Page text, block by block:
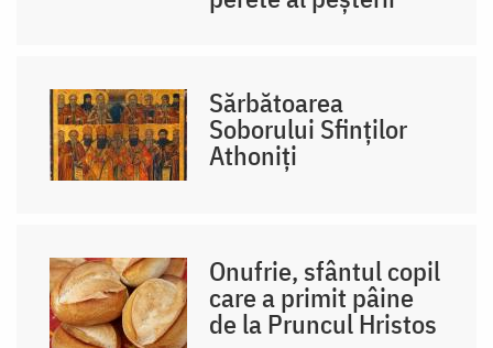
Sărbătoarea
Soborului Sfinților
Athoniți
Onufrie, sfântul copil
care a primit pâine
de la Pruncul Hristos